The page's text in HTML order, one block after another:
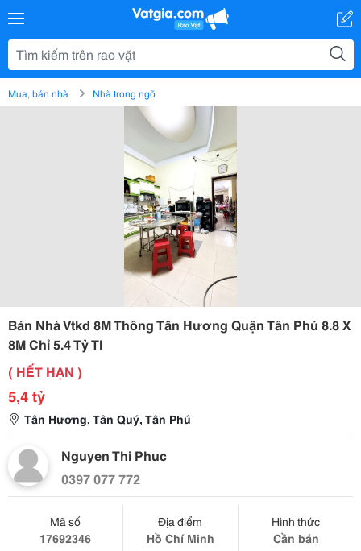
Mua, bán nhà Nhà trong ngõ
Bán Nhà Vtkd 8M Thông Tân Hương Quận Tân Phú 8.8 X
8M Chỉ 5.4 Tỷ Tl
( HẾT HẠN )
5,4 tỷ
Tân Hương, Tân Quý, Tân Phú
Nguyen Thi Phuc
0397 077 772
Mã số
17692346
Địa điểm
Hồ Chí Minh
Hình thức
Cần bán